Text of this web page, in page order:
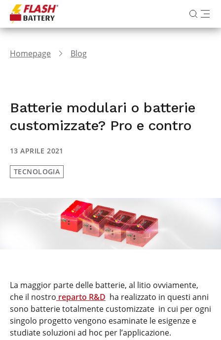
Homepage Blog
Batterie modulari o batterie
customizzate? Pro e contro
13 APRILE 2021
TECNOLOGIA
La maggior parte delle batterie, al litio ovviamente,
che il nostro reparto R&D ha realizzato in questi anni
sono batterie totalmente customizzate in cui per ogni
singolo progetto vengono esaminate le esigenze e
studiate soluzioni ad hoc per l’applicazione.